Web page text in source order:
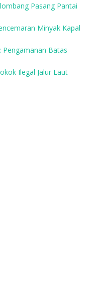
Pasang Pantai
Minyak Kapal
Batas
Ilegal Jalur Laut